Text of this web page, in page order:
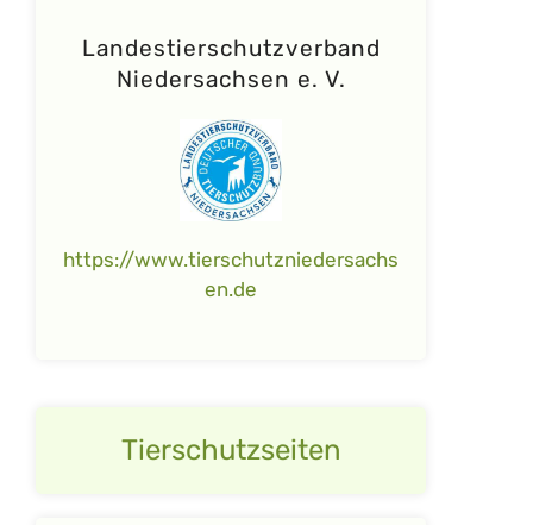
Landestierschutzverband
Niedersachsen e. V.
https://www.tierschutzniedersachs
en.de
Tierschutzseiten